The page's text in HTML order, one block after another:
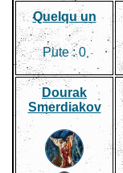
Quelqu un
Pute :0
Dourak
Smerdiakov